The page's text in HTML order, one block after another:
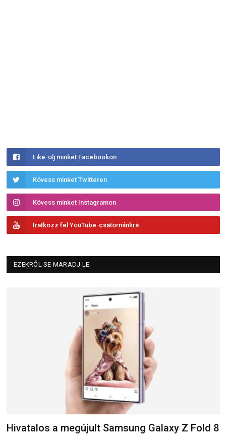
Like-olj minket Facebookon
Kövess minket Twitteren
Kövess minket Instagramon
Iratkozz fel YouTube-csatornánkra
EZEKRŐL SE MARADJ LE
Hivatalos a megújult Samsung Galaxy Z Fold 8